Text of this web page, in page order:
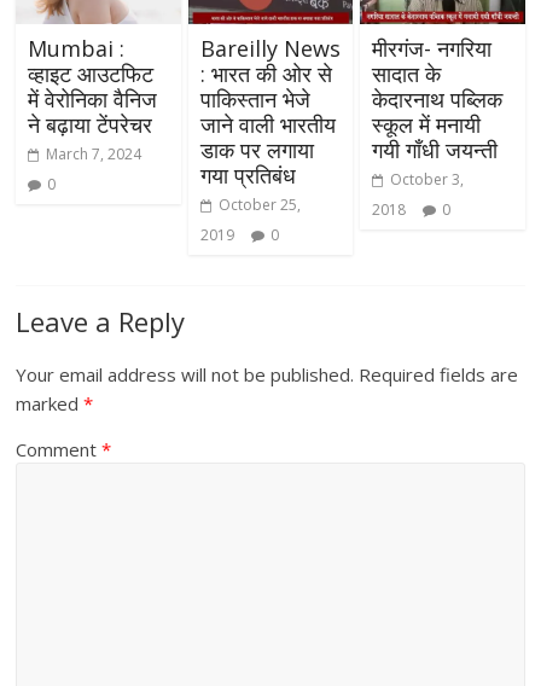
Mumbai :
व्हाइट आउटफिट
में वेरोनिका वैनिज
ने बढ़ाया टेंपरेचर
March 7, 2024
0
Bareilly News
: भारत की ओर से
पाकिस्तान भेजे
जाने वाली भारतीय
डाक पर लगाया
गया प्रतिबंध
October 25,
2019
0
मीरगंज- नगरिया
सादात के
केदारनाथ पब्लिक
स्कूल में मनायी
गयी गाँधी जयन्ती
October 3,
2018
0
Leave a Reply
Your email address will not be published. Required fields are
marked*
Comment*